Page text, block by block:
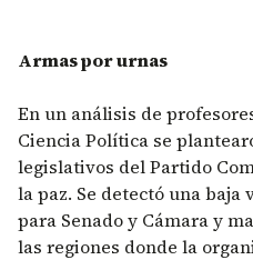
Armas por urnas
En un análisis de
Ciencia Política se
legislativos del Partido
la paz. Se detectó una
para Senado y Cámara y
las regiones donde la